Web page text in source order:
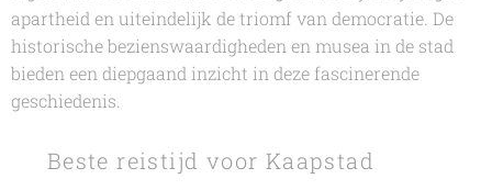
apartheid en uiteindelijk de triomf van democratie. De
historische bezienswaardigheden en musea in de stad
bieden een diepgaand inzicht in deze fascinerende
geschiedenis.
🕒 Beste reistijd voor Kaapstad